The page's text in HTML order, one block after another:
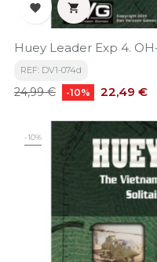
 
Huey Leader Exp 4.
REF: DV1-074d
Precio
24,99 € -10% Precio
22,49 €
-10%